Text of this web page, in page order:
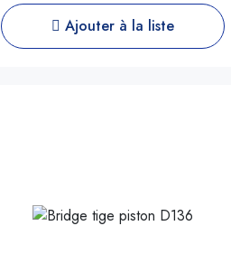
Ajouter à la liste